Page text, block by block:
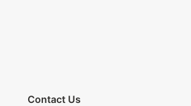
Contact Us